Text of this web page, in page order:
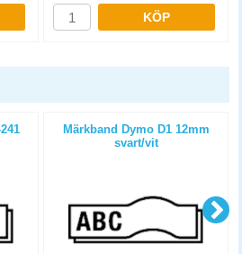
KÖP
Märkband Dymo D1 12mm
svart/vit